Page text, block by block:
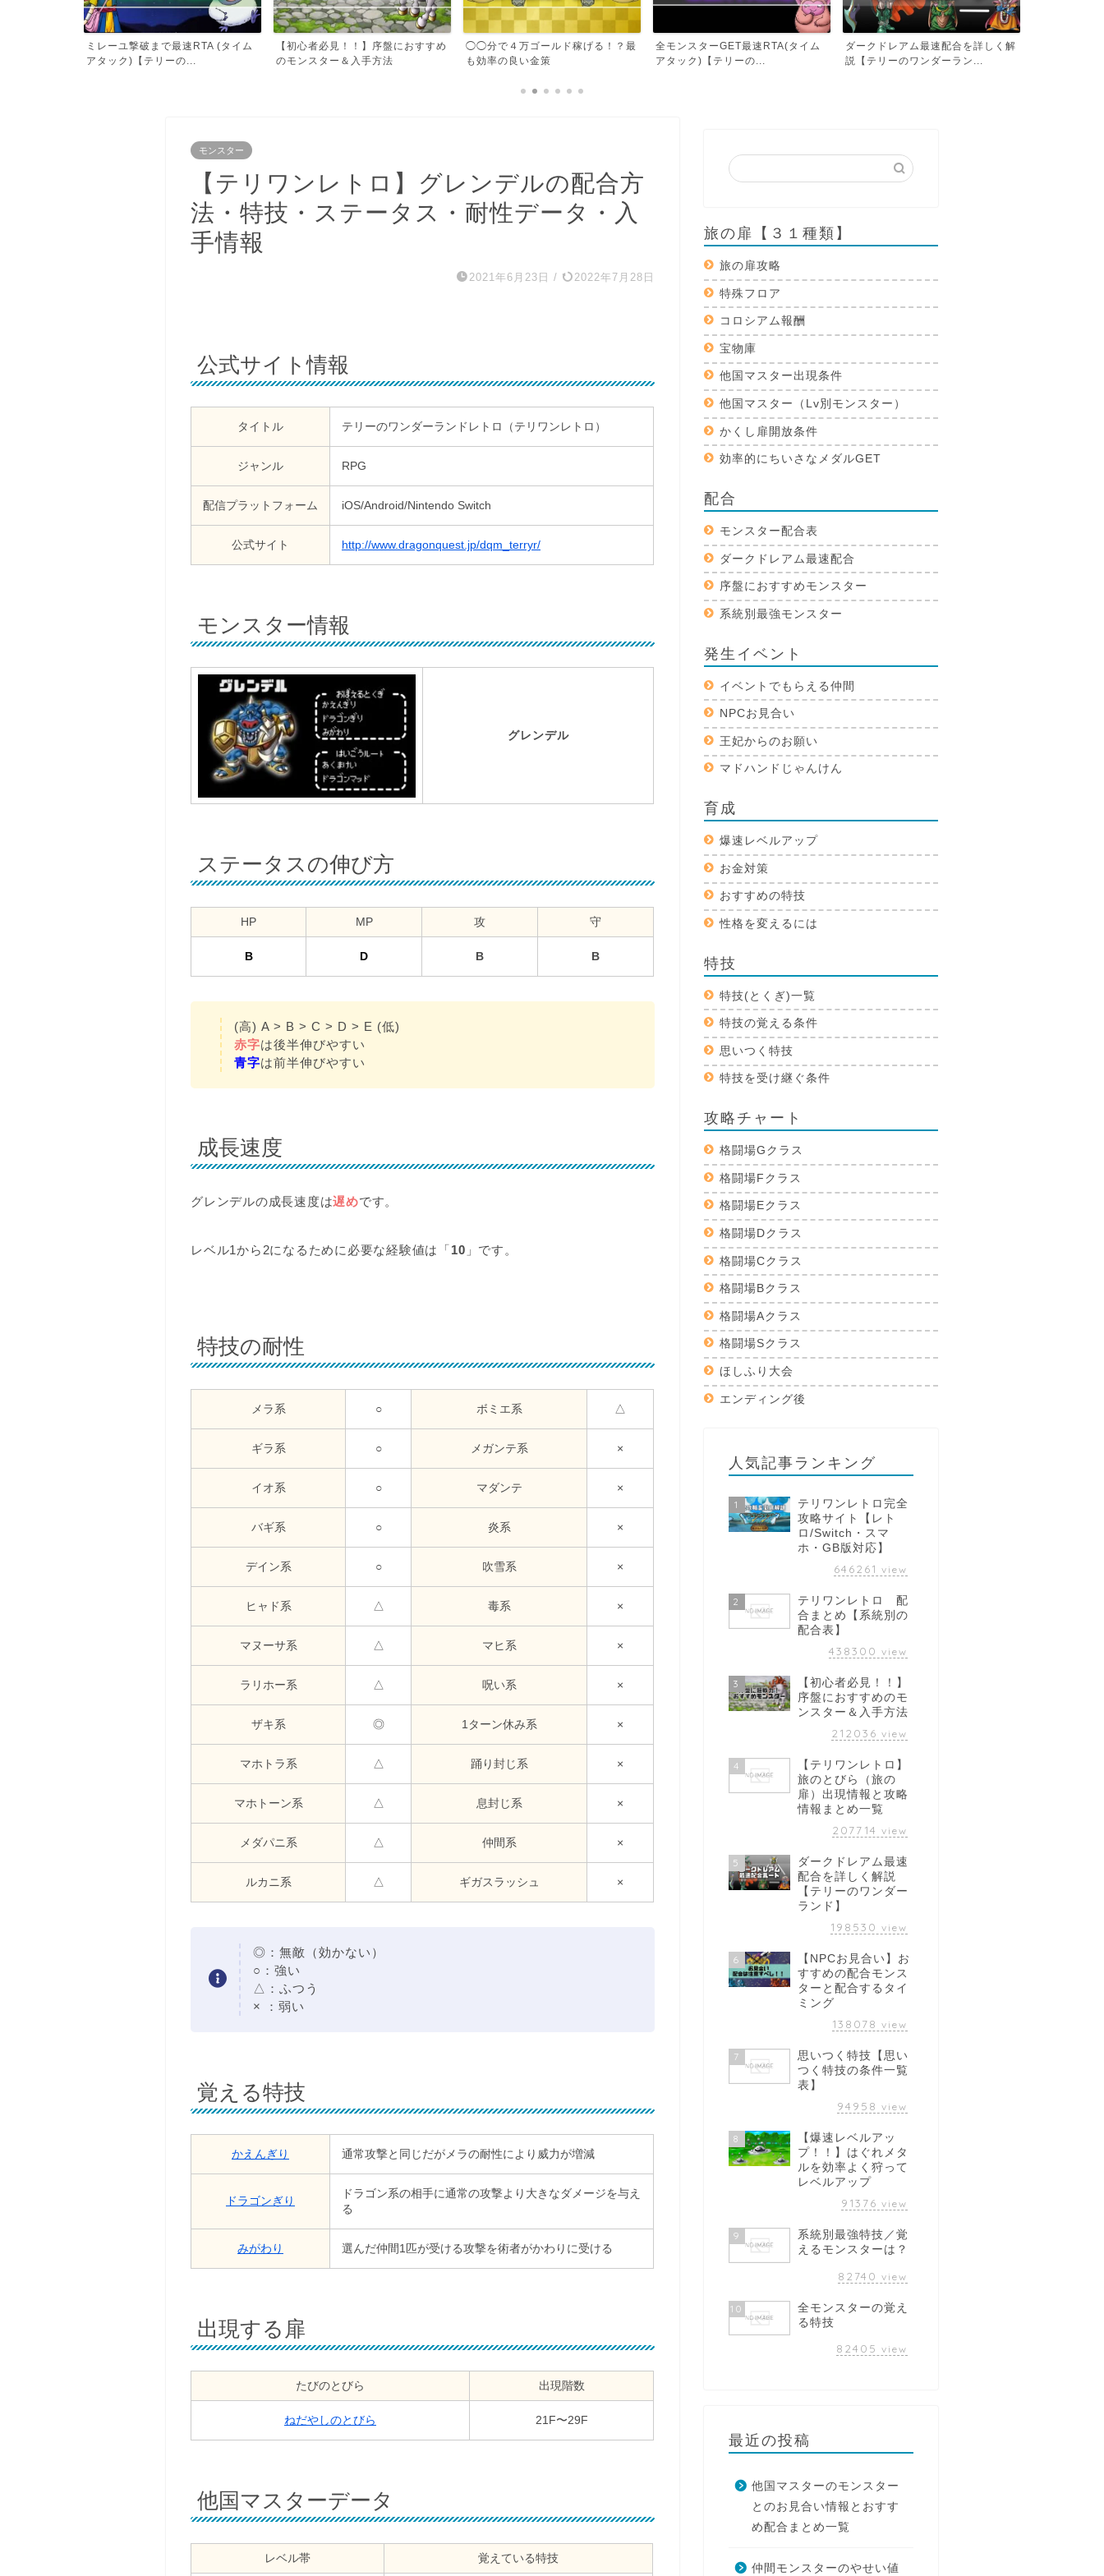
【初心者必見！！】序盤におすすめ
のモンスター＆入手方法
◯◯分で４万ゴールド稼げる！？最
も効率の良い金策
全モンスターGET最速RTA(タイム
アタック)【テリーの...
ダークドレアム最速配合を詳しく解
説【テリーのワンダーラン...
ダークドレアム最速RTA(タイムア
タック)【テリーのワン...
モンスター
【テリワンレトロ】グレンデルの配合方
法・特技・ステータス・耐性データ・入
手情報
2021年6月23日 / 2022年7月28日
公式サイト情報
タイトル テリーのワンダーランドレトロ（テリワンレトロ）
ジャンル RPG
配信プラットフォーム iOS/Android/Nintendo Switch
公式サイト http://www.dragonquest.jp/dqm_terryr/
モンスター情報
グレンデル
ステータスの伸び方
HP MP 攻 守
B D B B
(高) A > B > C > D > E (低)
赤字は後半伸びやすい
青字は前半伸びやすい
成長速度
グレンデルの成長速度は遅めです。
レベル1から2になるために必要な経験値は「10 」です。
特技の耐性
メラ系 ○ ボミエ系 △
ギラ系 ○ メガンテ系 ×
イオ系 ○ マダンテ ×
バギ系 ○ 炎系 ×
デイン系 ○ 吹雪系 ×
ヒャド系 △ 毒系 ×
マヌーサ系 △ マヒ系 ×
ラリホー系 △ 呪い系 ×
ザキ系 ◎ 1ターン休み系 ×
マホトラ系 △ 踊り封じ系 ×
マホトーン系 △ 息封じ系 ×
メダパニ系 △ 仲間系 ×
ルカニ系 △ ギガスラッシュ ×
◎：無敵（効かない）
○：強い
△：ふつう
× ：弱い
覚える特技
かえんぎり 通常攻撃と同じだがメラの耐性により威力が増減
ドラゴンぎり
ドラゴン系の相手に通常の攻撃より大きなダメージを与え
る
みがわり 選んだ仲間1匹が受ける攻撃を術者がかわりに受ける
出現する扉
たびのとびら 出現階数
ねだやしのとびら 21F〜29F
他国マスターデータ
レベル帯 覚えている特技
旅の扉【３１種類】
旅の扉攻略
特殊フロア
コロシアム報酬
宝物庫
他国マスター出現条件
他国マスター（Lv別モンスター）
かくし扉開放条件
効率的にちいさなメダルGET
配合
モンスター配合表
ダークドレアム最速配合
序盤におすすめモンスター
系統別最強モンスター
発生イベント
イベントでもらえる仲間
NPCお見合い
王妃からのお願い
マドハンドじゃんけん
育成
爆速レベルアップ
お金対策
おすすめの特技
性格を変えるには
特技
特技(とくぎ)一覧
特技の覚える条件
思いつく特技
特技を受け継ぐ条件
攻略チャート
格闘場Gクラス
格闘場Fクラス
格闘場Eクラス
格闘場Dクラス
格闘場Cクラス
格闘場Bクラス
格闘場Aクラス
格闘場Sクラス
ほしふり大会
エンディング後
人気記事ランキング
1
テリワンレトロ完全
攻略サイト【レト
ロ/Switch・スマ
ホ・GB版対応】
646261 view
2
テリワンレトロ 配
合まとめ【系統別の
配合表】
438300 view
3
【初心者必見！！】
序盤におすすめのモ
ンスター＆入手方法
212036 view
4
【テリワンレトロ】
旅のとびら（旅の
扉）出現情報と攻略
情報まとめ一覧
207714 view
5
ダークドレアム最速
配合を詳しく解説
【テリーのワンダー
ランド】
198530 view
6
【NPCお見合い】お
すすめの配合モンス
ターと配合するタイ
ミング
138078 view
7
思いつく特技【思い
つく特技の条件一覧
表】
94958 view
8
【爆速レベルアッ
プ！！】はぐれメタ
ルを効率よく狩って
レベルアップ
91376 view
9
系統別最強特技／覚
えるモンスターは？
82740 view
10
全モンスターの覚え
る特技
82405 view
最近の投稿
他国マスターのモンスター
とのお見合い情報とおすす
め配合まとめ一覧
仲間モンスターのやせい値